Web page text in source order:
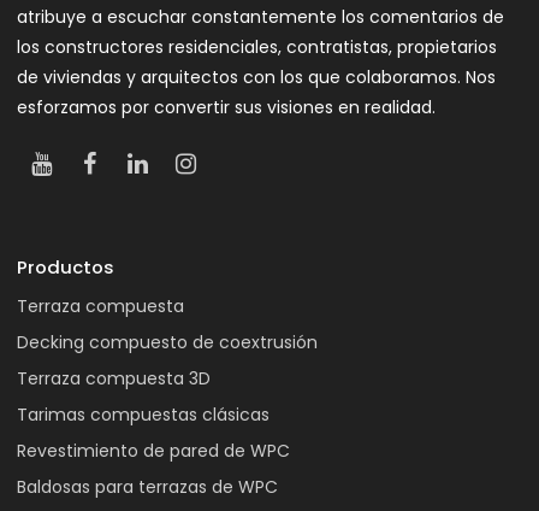
atribuye a escuchar constantemente los comentarios de
los constructores residenciales, contratistas, propietarios
de viviendas y arquitectos con los que colaboramos. Nos
esforzamos por convertir sus visiones en realidad.
Productos
Terraza compuesta
Decking compuesto de coextrusión
Terraza compuesta 3D
Tarimas compuestas clásicas
Revestimiento de pared de WPC
Baldosas para terrazas de WPC